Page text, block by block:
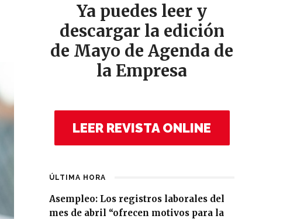
Ya puedes leer y
descargar la edición
de Mayo de Agenda de
la Empresa
LEER REVISTA ONLINE
ÚLTIMA HORA
Asempleo: Los registros laborales del
mes de abril “ofrecen motivos para la